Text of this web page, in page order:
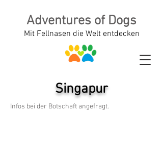
Adventures of Dogs
Mit Fellnasen die Welt entdecken
Singapur
Infos bei der Botschaft angefragt.